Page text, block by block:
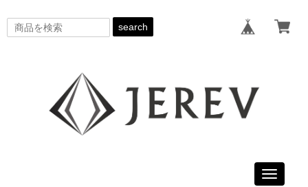
search
Toggle